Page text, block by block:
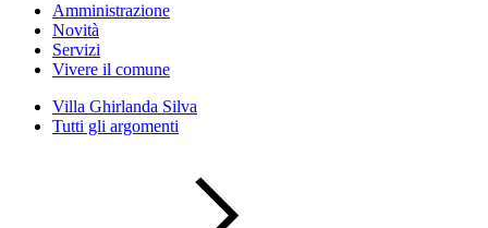
Amministrazione
Novità
Servizi
Vivere il comune
Villa Ghirlanda Silva
Tutti gli argomenti